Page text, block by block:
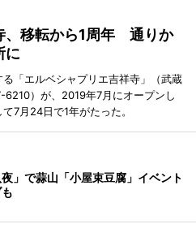
、移転から1周年 通りか
に
「エルベシャプリエ吉祥寺」（武蔵
）が、2019年7月にオープンし
7月24日で1年がたった。
」で蒜山「小屋束豆腐」イベント